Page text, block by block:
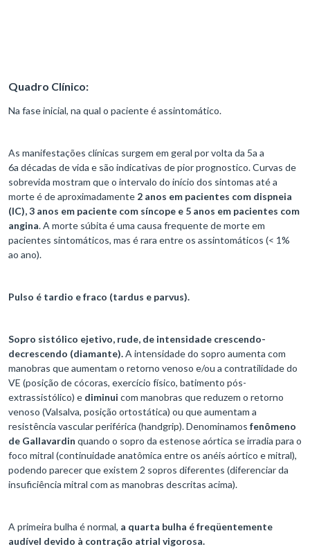
Quadro Clínico:
Na fase inicial, na qual o paciente é assintomático.
As manifestações clínicas surgem em geral por volta da 5a a
6a décadas de vida e são indicativas de pior prognostico. Curvas de
sobrevida mostram que o intervalo do início dos sintomas até a
morte é de aproximadamente 2 anos em pacientes com dispneia
(IC), 3 anos em paciente com síncope e 5 anos em pacientes com
angina. A morte súbita é uma causa frequente de morte em
pacientes sintomáticos, mas é rara entre os assintomáticos (< 1%
ao ano).
Pulso é tardio e fraco (tardus e parvus).
Sopro sistólico ejetivo, rude, de intensidade crescendo-
decrescendo (diamante).A intensidade do sopro aumenta com
manobras que aumentam o retorno venoso e/ou a contratilidade do
VE (posição de cócoras, exercício físico, batimento pós-
extrassistólico) e diminui com manobras que reduzem o retorno
venoso (Valsalva, posição ortostática) ou que aumentam a
resistência vascular periférica (handgrip). Denominamos fenômeno
de Gallavardin quando o sopro da estenose aórtica se irradia para o
foco mitral (continuidade anatômica entre os anéis aórtico e mitral),
podendo parecer que existem 2 sopros diferentes (diferenciar da
insuficiência mitral com as manobras descritas acima).
A primeira bulha é normal, a quarta bulha é freqüentemente
audível devido à contração atrial vigorosa.